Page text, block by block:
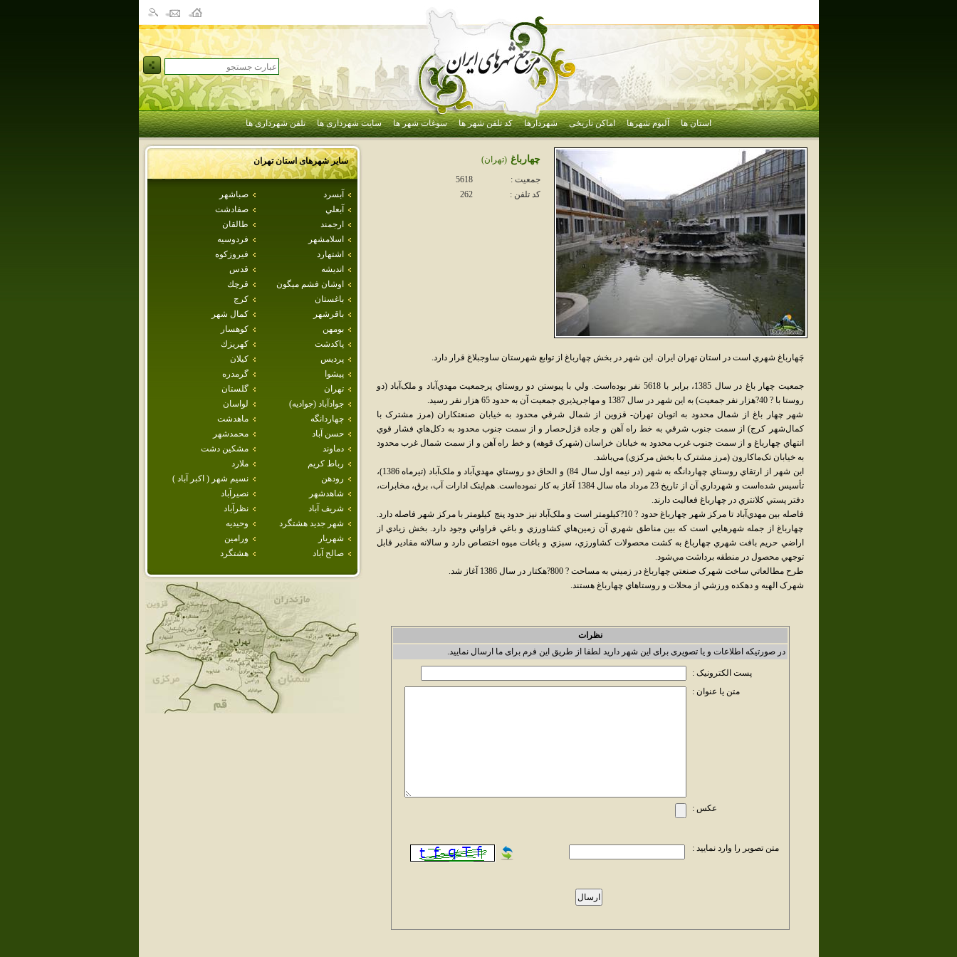
استان ها آلبوم شهرها اماکن تاریخی شهردارها کد تلفن شهر ها سوغات شهر ها سایت شهرداری ها تلفن شهرداری ها
سایر شهرهای استانتهران
آبسرد
صباشهر
آبعلي
صفادشت
ارجمند
طالقان
اسلامشهر
فردوسيه
اشتهارد
فيروزكوه
انديشه
قدس
اوشان فشم ميگون
قرچك
باغستان
كرج
باقرشهر
كمال شهر
بومهن
كوهسار
پاكدشت
كهريزك
پرديس
كيلان
پيشوا
گرمدره
تهران
گلستان
جوادآباد (جواديه)
لواسان
چهاردانگه
ماهدشت
حسن آباد
محمدشهر
دماوند
مشكين دشت
رباط كريم
ملارد
رودهن
نسيم شهر ( اكبر آباد )
شاهدشهر
نصيرآباد
شريف آباد
نظرآباد
شهر جديد هشتگرد
وحيديه
شهريار
ورامين
صالح آباد
هشتگرد
چهارباغ (تهران)
جمعیت :
5618
کد تلفن :
262
چَهارباغ شهري است در استان تهران ايران. اين شهر در بخش چهارباغ از توابع شهرستان ساوجبلاغ قرار دارد.
جمعيت چهار باغ در سال 1385، برابر با 5618 نفر بوده‌است. ولي با پيوستن دو روستاي پرجمعيت مهدي‌آباد و ملک‌آباد (دو
روستا با ? 40?هزار نفر جمعيت) به اين شهر در سال 1387 و مهاجرپذيري جمعيت آن به حدود 65 هزار نفر رسيد.
شهر چهار باغ از شمال محدود به اتوبان تهران- قزوين از شمال شرقي محدود به خيابان صنعتکاران (مرز مشترک با
کمال‌شهر کرج) از سمت جنوب شرقي به خط راه آهن و جاده قزل‌حصار و از سمت جنوب محدود به دکل‌هاي فشار قوي
انتهاي چهارباغ و از سمت جنوب غرب محدود به خيابان خراسان (شهرک قوهه) و خط راه آهن و از سمت شمال غرب محدود
به خيابان تک‌ماکارون (مرز مشترک با بخش مرکزي) مي‌باشد.
اين شهر از ارتقاي روستاي چهاردانگه به شهر (در نيمه اول سال 84) و الحاق دو روستاي مهدي‌آباد و ملک‌آباد (تيرماه 1386)،
تأسيس شده‌است و شهرداري آن از تاريخ 23 مرداد ماه سال 1384 آغاز به کار نموده‌است. هم‌اينک ادارات آب، برق، مخابرات،
دفتر پستي کلانتري در چهارباغ فعاليت دارند.
فاصله بين مهدي‌آباد تا مرکز شهر چهارباغ حدود ? 10?کيلومتر است و ملک‌آباد نيز حدود پنج کيلومتر با مرکز شهر فاصله دارد.
چهارباغ از جمله شهرهايي است که بين مناطق شهري آن زمين‌هاي کشاورزي و باغي فراواني وجود دارد. بخش زيادي از
اراضي حريم بافت شهري چهارباغ به کشت محصولات کشاورزي، سبزي و باغات ميوه اختصاص دارد و سالانه مقادير قابل
توجهي محصول در منطقه برداشت مي‌شود.
طرح مطالعاتي ساخت شهرک صنعتي چهارباغ در زميني به مساحت ? 800?هکتار در سال 1386 آغاز شد.
شهرک الهيه و دهکده ورزشي از محلات و روستاهاي چهارباغ هستند.
نظرات
در صورتیکه اطلاعات و یا تصویری برای این شهر دارید لطفا از طریق این فرم برای ما ارسال نمایید.
پست الکترونیک :
متن یا عنوان :
عکس :
متن تصویر را وارد نمایید :